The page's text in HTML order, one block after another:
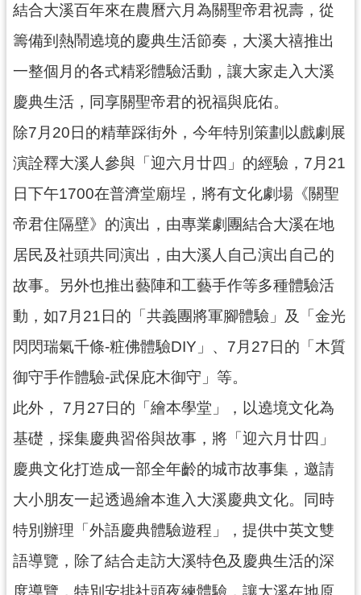
政
桃
園
市
政
n
g
i
s
h
隱
私
政
站
安
全
政
策
政
府
站
結合大溪百年來在農曆六月為關聖帝君祝壽，從
籌備到熱鬧遶境的慶典生活節奏，大溪大禧推出
一整個月的各式精彩體驗活動，讓大家走入大溪
慶典生活，同享關聖帝君的祝福與庇佑。
除7月20日的精華踩街外，今年特別策劃以戲劇展
演詮釋大溪人參與「迎六月廿四」的經驗，7月21
日下午1700在普濟堂廟埕，將有文化劇場《關聖
帝君住隔壁》的演出，由專業劇團結合大溪在地
居民及社頭共同演出，由大溪人自己演出自己的
故事。另外也推出藝陣和工藝手作等多種體驗活
動，如7月21日的「共義團將軍腳體驗」及「金光
閃閃瑞氣千條-粧佛體驗DIY」、7月27日的「木質
御守手作體驗-武保庇木御守」等。
此外， 7月27日的「繪本學堂」，以遶境文化為
基礎，採集慶典習俗與故事，將「迎六月廿四」
慶典文化打造成一部全年齡的城市故事集，邀請
大小朋友一起透過繪本進入大溪慶典文化。同時
特別辦理「外語慶典體驗遊程」，提供中英文雙
語導覽，除了結合走訪大溪特色及慶典生活的深
度導覽，特別安排社頭夜練體驗，讓大溪在地原